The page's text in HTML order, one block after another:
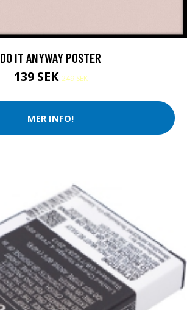
DO IT ANYWAY POSTER
139 SEK249 SEK
MER INFO!